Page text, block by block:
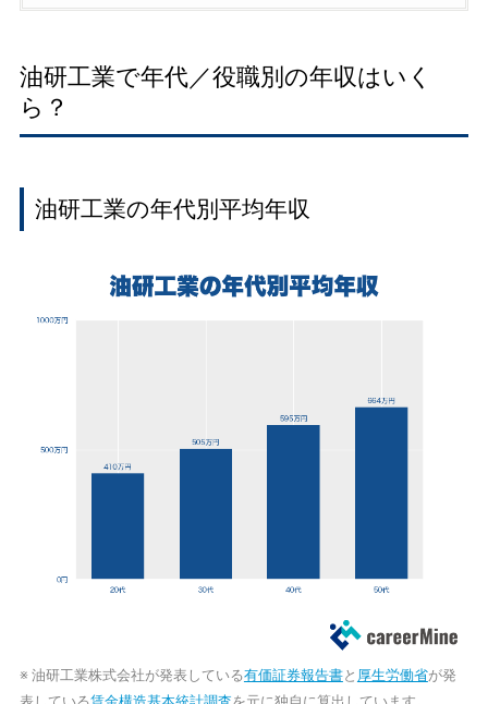
油研工業で年代／役職別の年収はいく
ら？
油研工業の年代別平均年収
※ 油研工業株式会社が発表している有価証券報告書と 厚生労働省が発